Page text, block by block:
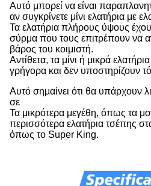
Αυτό μπορεί να είναι
αν συγκρίνετε μίνι ελατήρια με
Τα ελατήρια πλήρους ύψους
σύρμα που τους επιτρέπουν να
βάρος του κοιμιστή.
Αντίθετα, τα μίνι ή μικρά
γρήγορα και δεν υποστηρίζουν
Αυτό σημαίνει ότι θα υπάρχουν
σε
Τα μικρότερα μεγέθη, όπως τα
περισσότερα ελατήρια τσέπης
όπως το Super King.